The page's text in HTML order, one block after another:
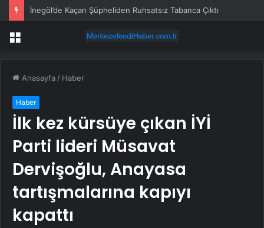
İnegöl’de Kaçan Şüpheliden Ruhsatsız Tabanca Çıktı
Menü
Anasayfa / Haber
Haber
İlk kez kürsüye çıkan İYİ
Parti lideri Müsavat
Dervişoğlu, Anayasa
tartışmalarına kapıyı
kapattı